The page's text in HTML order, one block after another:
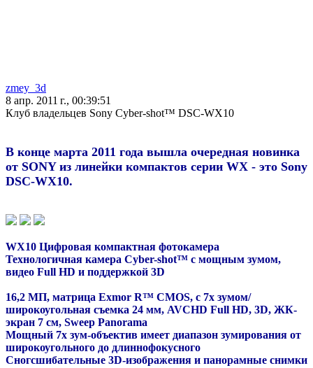
zmey_3d
8 апр. 2011 г., 00:39:51
Клуб владельцев Sony Cyber-shot™ DSC-WX10
В конце марта 2011 года вышла очередная новинка
от SONY из линейки компактов серии WX - это Sony
DSC-WX10.
WX10 Цифровая компактная фотокамера
Технологичная камера Cyber-shot™ с мощным зумом,
видео Full HD и поддержкой 3D
16,2 МП, матрица Exmor R™ CMOS, с 7x зумом/
широкоугольная съемка 24 мм, AVCHD Full HD, 3D, ЖК-
экран 7 см, Sweep Panorama
Мощный 7x зум-объектив имеет диапазон зумирования от
широкоугольного до длиннофокусного
Сногсшибательные 3D-изображения и панорамные снимки